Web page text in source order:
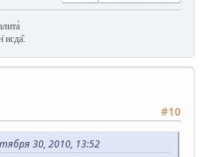
исда͂.
#10
30, 2010, 13:52